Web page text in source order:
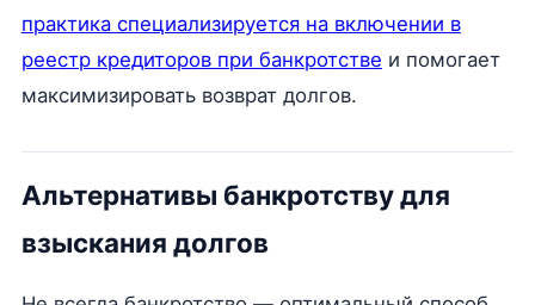
практика специализируется на включении в
реестр кредиторов при банкротстве и помогает
максимизировать возврат долгов.
Альтернативы банкротству для
взыскания долгов